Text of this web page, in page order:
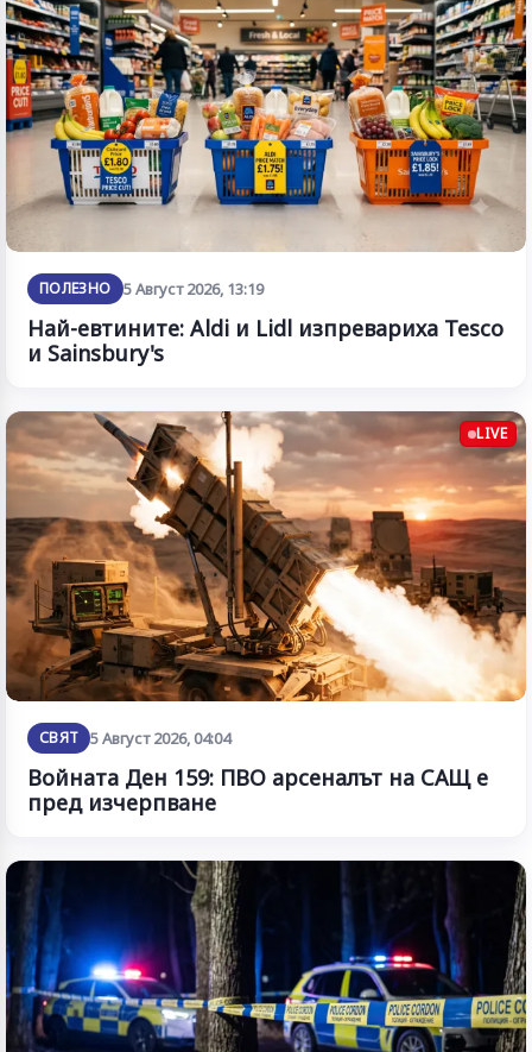
ПОЛЕЗНО 5 Август 2026, 13:19
Най-евтините: Aldi и Lidl изпревариха Tesco
и Sainsbury's
LIVE
СВЯТ 5 Август 2026, 04:04
Войната Ден 159: ПВО арсеналът на САЩ е
пред изчерпване